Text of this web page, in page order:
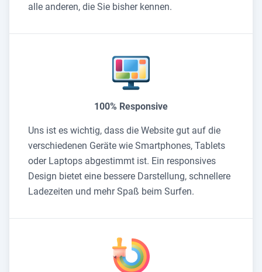
alle anderen, die Sie bisher kennen.
100% Responsive
Uns ist es wichtig, dass die Website gut auf die
verschiedenen Geräte wie Smartphones, Tablets
oder Laptops abgestimmt ist. Ein responsives
Design bietet eine bessere Darstellung, schnellere
Ladezeiten und mehr Spaß beim Surfen.